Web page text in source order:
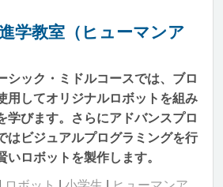
学教室（ヒューマンア
シック・ミドルコースでは、ブロ
用してオリジナルロボットを組み
学びます。さらにアドバンスプロ
はビジュアルプログラミングを行
いロボットを製作します。